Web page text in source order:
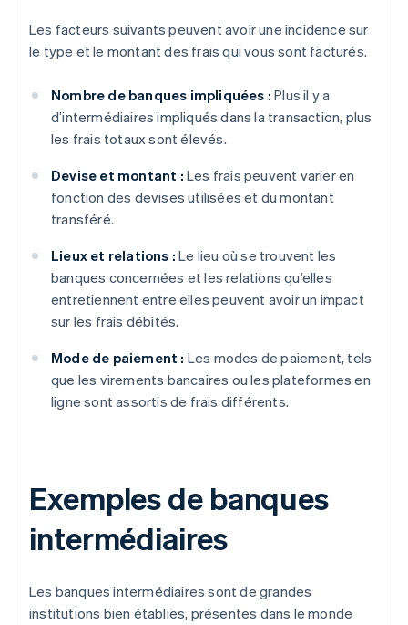
Les facteurs suivants peuvent avoir une incidence sur
le type et le montant des frais qui vous sont facturés.
Nombre de banques impliquées : Plus il y a
d’intermédiaires impliqués dans la transaction, plus
les frais totaux sont élevés.
Devise et montant : Les frais peuvent varier en
fonction des devises utilisées et du montant
transféré.
Lieux et relations : Le lieu où se trouvent les
banques concernées et les relations qu’elles
entretiennent entre elles peuvent avoir un impact
sur les frais débités.
Mode de paiement : Les modes de paiement, tels
que les virements bancaires ou les plateformes en
ligne sont assortis de frais différents.
Exemples de banques
intermédiaires
Les banques intermédiaires sont de grandes
institutions bien établies, présentes dans le monde